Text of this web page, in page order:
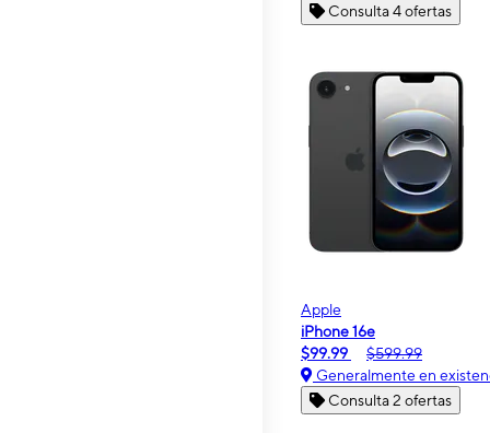
Consulta 4 ofertas
Apple
iPhone 16e
$99.99
$599.99
Generalmente en
Consulta 2 ofertas